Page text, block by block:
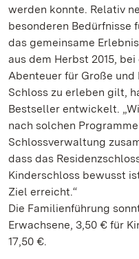
werden konnte. Relativ
besonderen Bedürfnisse
das gemeinsame
aus dem Herbst 2015,
Abenteuer für Große
Schloss zu erleben gilt,
Bestseller entwickelt.
nach solchen
Schlossverwaltung
dass das
Kinderschloss bewusst
Ziel erreicht.“
Die Familienführung
Erwachsene, 3,50 € für
17,50 €.